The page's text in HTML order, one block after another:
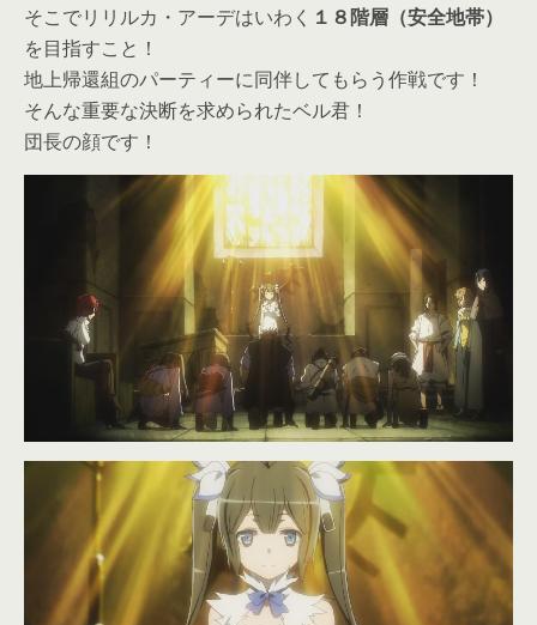
そこでリリルカ・アーデはいわく １８階層（安全地帯）
を目指すこと！
地上帰還組のパーティーに同伴してもらう作戦です！
そんな重要な決断を求められたベル君！
団長の顔です！